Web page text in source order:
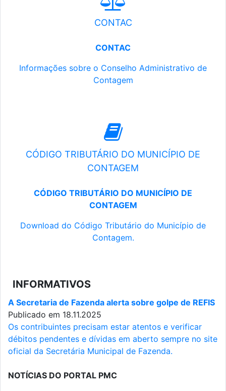
CONTAC
CONTAC
Informações sobre o Conselho Administrativo de
Contagem
CÓDIGO TRIBUTÁRIO DO MUNICÍPIO DE
CONTAGEM
CÓDIGO TRIBUTÁRIO DO MUNICÍPIO DE
CONTAGEM
Download do Código Tributário do Município de
Contagem.
INFORMATIVOS
A Secretaria de Fazenda alerta sobre golpe de REFIS
Publicado em 18.11.2025
Os contribuintes precisam estar atentos e verificar
débitos pendentes e dívidas em aberto sempre no site
oficial da Secretária Municipal de Fazenda.
NOTÍCIAS DO PORTAL PMC